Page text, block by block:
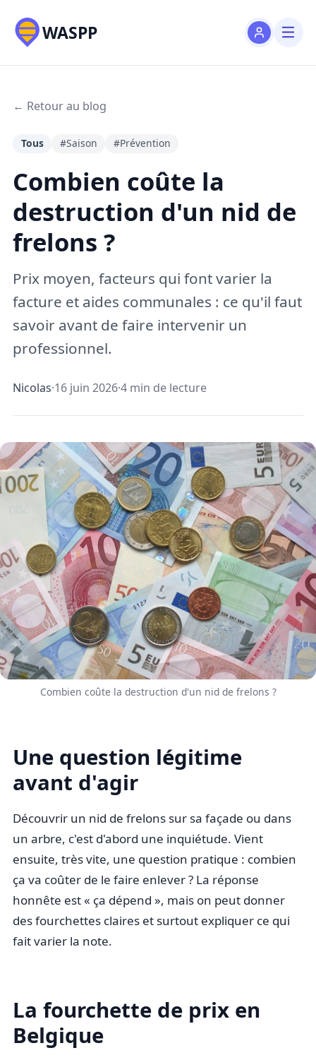
WASPP
← Retour au blog
Tous #Saison #Prévention
Combien coûte la
destruction d'un nid de
frelons ?
Prix moyen, facteurs qui font varier la
facture et aides communales : ce qu'il faut
savoir avant de faire intervenir un
professionnel.
Nicolas·16 juin 2026·4 min de lecture
Combien coûte la destruction d'un nid de frelons ?
Une question légitime
avant d'agir
Découvrir un nid de frelons sur sa façade ou dans
un arbre, c'est d'abord une inquiétude. Vient
ensuite, très vite, une question pratique : combien
ça va coûter de le faire enlever ? La réponse
honnête est « ça dépend », mais on peut donner
des fourchettes claires et surtout expliquer ce qui
fait varier la note.
La fourchette de prix en
Belgique